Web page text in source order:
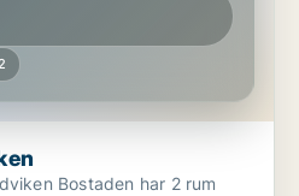
Lägenhet att hyra i Sandviken Bostaden har 2 rum